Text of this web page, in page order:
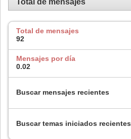
Total de mensajes
Total de mensajes
92
Mensajes por día
0.02
Buscar mensajes recientes
Buscar temas iniciados recientes